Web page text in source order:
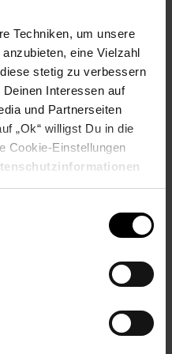
Techniken, um unsere
eine Vielzahl
stetig zu verbessern
Interessen auf
und Partnerseiten
„Ok“ willigst Du in die
Cookie-Einstellungen
Formular
Media!
Lesbarkeit verwenden